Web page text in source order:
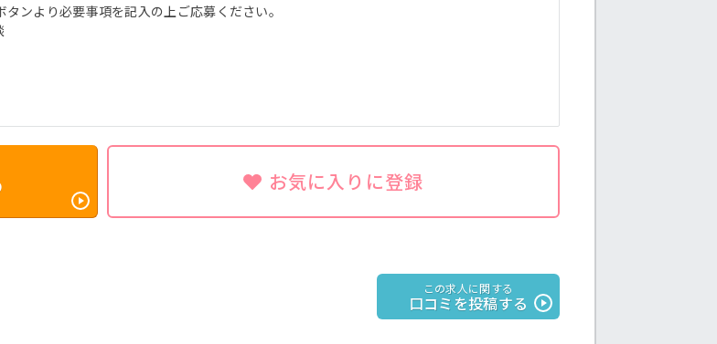
ンより必要事項を記入の上ご応募ください。
お気に入りに登録
この求人に関する
口コミを投稿する